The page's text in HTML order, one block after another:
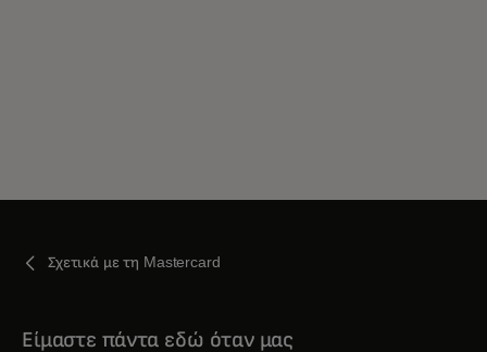
Σχετικά με τη Mastercard
Είμαστε πάντα εδώ όταν μας